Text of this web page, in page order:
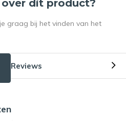
over dit product?
graag bij het vinden van het
Reviews